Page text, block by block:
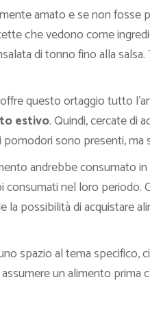
amato e se non fosse
che vedono come
di tonno fino alla
questo ortaggio tutto
estivo. Quindi, cercate di
sono presenti, ma
andrebbe consumato
consumati nel loro periodo.
la possibilità di acquistare
spazio al tema specifico,
un alimento prima